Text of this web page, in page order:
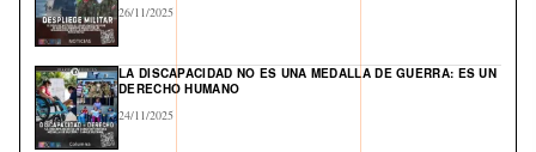
26/11/2025
LA DISCAPACIDAD NO ES UNA MEDALLA DE GUERRA: ES UN
DERECHO HUMANO
24/11/2025